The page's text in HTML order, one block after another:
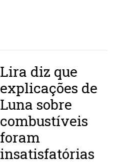
Lira diz que
explicações de
Luna sobre
combustíveis
foram
insatisfatórias